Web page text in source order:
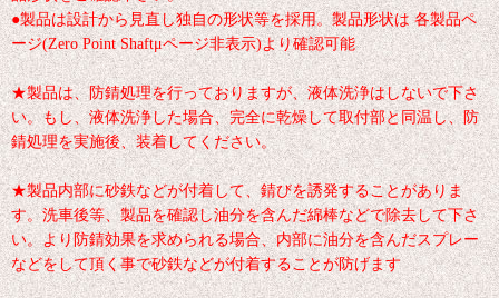
●製品は設計から見直し独自の形状等を採用。製品形状は 各製品ペ
ージ(Zero Point Shaftμページ非表示)より確認可能
★製品は、防錆処理を行っておりますが、液体洗浄はしないで下さ
い。もし、液体洗浄した場合、完全に乾燥して取付部と同温し、防
錆処理を実施後、装着してください。
★製品内部に砂鉄などが付着して、錆びを誘発することがありま
す。洗車後等、製品を確認し油分を含んだ綿棒などで除去して下さ
い。より防錆効果を求められる場合、内部に油分を含んだスプレー
などをして頂く事で砂鉄などが付着することが防げます